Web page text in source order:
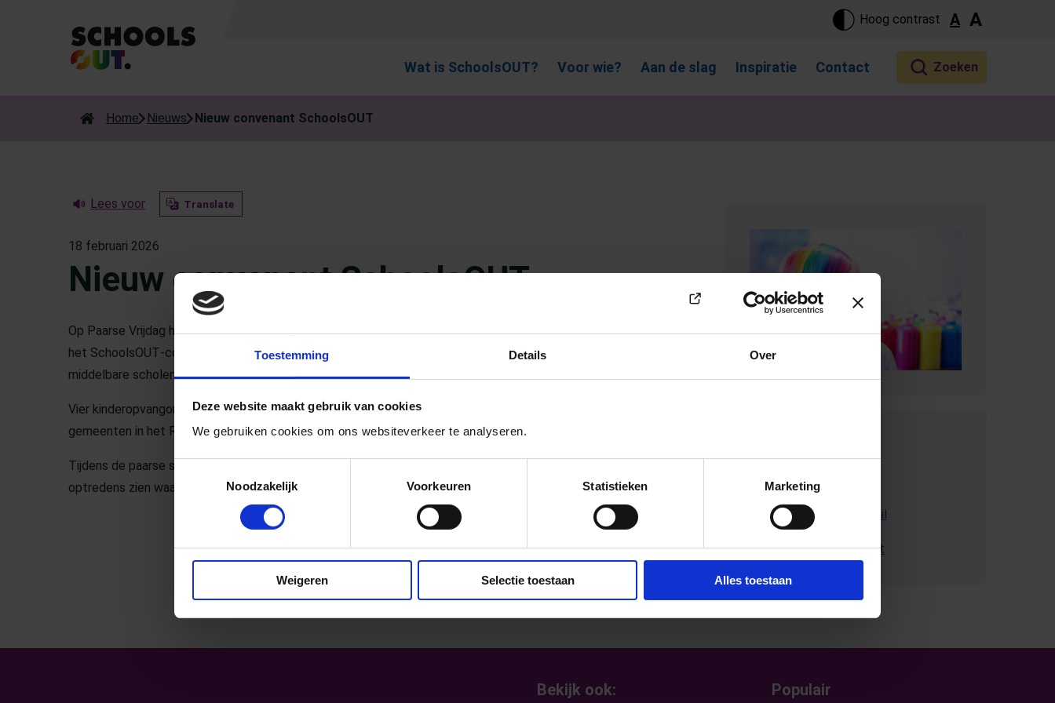
(Opent in een nieuw tabblad)
Toestemming Details Over
Deze website maakt gebruik van cookies
We gebruiken cookies om ons websiteverkeer te analyseren.
Toestemmingsselectie
Noodzakelijk
Voorkeuren Statistieken Marketing
Weigeren Selectie toestaan Alles toestaan
Hoog contrast A A
Wat is SchoolsOUT? Voor wie? Aan de slag Inspiratie Contact
Als de resultaten voor automatisch aanvullen beschikbaar zijn, gebruik de pijlen om omhoog en omlaag te gaan naar de gewenste pagina. Touch-apparaat gebruikers, bewegen door aanraking
Home Nieuws Nieuw convenant SchoolsOUT
Lees voor Translate
18 februari 2026
Nieuw convenant SchoolsOUT
Op Paarse Vrijdag hebben kinderopvang, onderwijs, regenboogpartners, gemeenten en de GGD
het SchoolsOUT‑convenant getekend voor de komende vier jaar. Alle Nijmeegse basisscholen,
middelbare scholen, scholen voor speciaal onderwijs en mbo‑scholen doen mee.
Vier kinderopvangorganisaties uit Nijmegen hebben het convenant ondertekend. Ook doen de
gemeenten in het Rijk van Nijmegen mee.
Tijdens de paarse spotlights op een Nijmeegse school lieten leerlingen en jongeren met
optredens zien waarom het zo belangrijk is dat iedereen zichzelf kan zijn op school.
Stuur ons een e-mail
Bel met Schoolsout
Bekijk ook: Populair